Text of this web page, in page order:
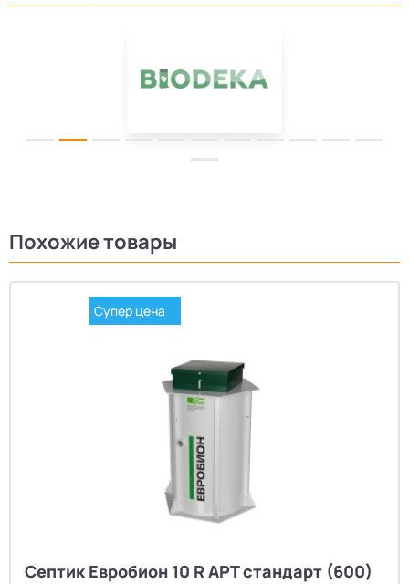
Похожие товары
Супер цена
Септик Евробион 10 R АРТ стандарт (600)